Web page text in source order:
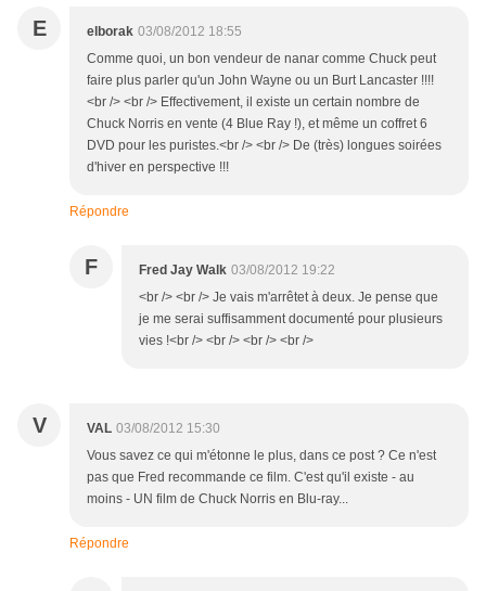
E elborak 03/08/2012 18:55
Comme quoi, un bon vendeur de nanar comme Chuck peut
faire plus parler qu'un John Wayne ou un Burt Lancaster !!!!
<br /> <br /> Effectivement, il existe un certain nombre de
Chuck Norris en vente (4 Blue Ray !), et même un coffret 6
DVD pour les puristes.<br /> <br /> De (très) longues soirées
d'hiver en perspective !!!
Répondre
F Fred Jay Walk 03/08/2012 19:22
<br /> <br /> Je vais m'arrêtet à deux. Je pense que
je me serai suffisamment documenté pour plusieurs
vies !<br /> <br /> <br /> <br />
V VAL 03/08/2012 15:30
Vous savez ce qui m'étonne le plus, dans ce post ? Ce n'est
pas que Fred recommande ce film. C'est qu'il existe - au
moins - UN film de Chuck Norris en Blu-ray...
Répondre